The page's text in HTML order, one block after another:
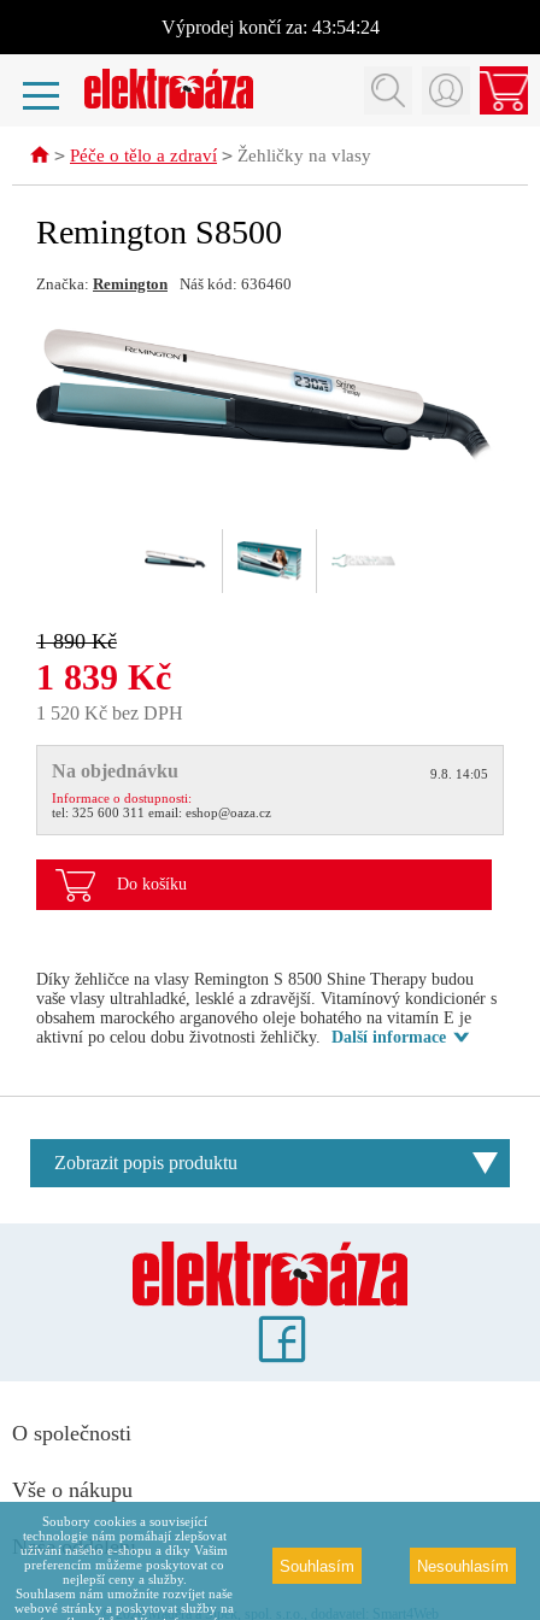
Výprodej končí za: 43:54:23
> Péče o tělo a zdraví > Žehličky na vlasy
Remington S8500
Značka: Remington Náš kód: 636460
1 890 Kč
1 839 Kč
1 520 Kč bez DPH
Na objednávku
9.8. 14:05
Informace o dostupnosti:
tel: 325 600 311 email: eshop@oaza.cz
Do košíku
Díky žehličce na vlasy Remington S 8500 Shine Therapy budou
vaše vlasy ultrahladké, lesklé a zdravější. Vitamínový kondicionér s
obsahem marockého arganového oleje bohatého na vitamín E je
aktivní po celou dobu životnosti žehličky.
Další informace
Zobrazit popis produktu
O společnosti
Vše o nákupu
Naše oddělení
© 2026 Maděra a Šípek, spol. s.r.o., dodavatel: Smart4Web
Soubory cookies a související
technologie nám pomáhají zlepšovat
užívání našeho e-shopu a díky Vašim
preferencím můžeme poskytovat co
nejlepší ceny a služby.
Souhlasem nám umožníte rozvíjet naše
webové stránky a poskytovat služby na
Souhlasím Nesouhlasím